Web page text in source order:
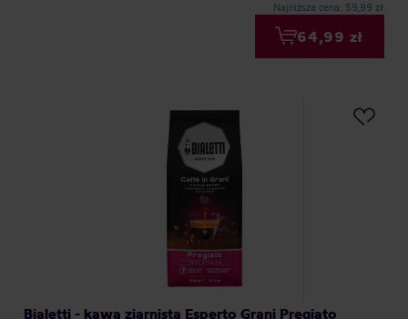
Najniższa cena: 59,99 zł
64,99 zł
Bialetti - kawa ziarnista Esperto Grani Pregiato